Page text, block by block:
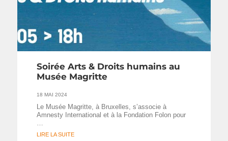
Soirée Arts & Droits humains au
Musée Magritte
18 MAI 2024
Le Musée Magritte, à Bruxelles, s’associe à
Amnesty International et à la Fondation Folon pour
…
LIRE LA SUITE